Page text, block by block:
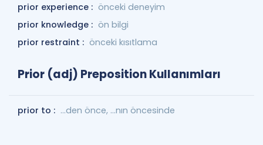
prior experience : önceki deneyim
prior knowledge : ön bilgi
prior restraint : önceki kısıtlama
Prior (adj) Preposition Kullanımları
prior to : ...den önce, ...nın öncesinde